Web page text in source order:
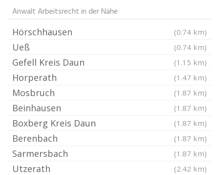
Anwalt Arbeitsrecht in der Nähe
Hörschhausen (0.74 km)
Ueß (0.74 km)
Gefell Kreis Daun (1.15 km)
Horperath (1.47 km)
Mosbruch (1.87 km)
Beinhausen (1.87 km)
Boxberg Kreis Daun (1.87 km)
Berenbach (1.87 km)
Sarmersbach (1.87 km)
Utzerath (2.42 km)